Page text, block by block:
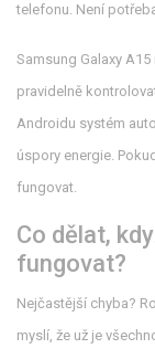
telefonu. Není
Samsung Galaxy
pravidelně
Androidu systém
úspory energie.
fungovat.
Co dělat,
fungovat?
Nejčastější chyba?
myslí, že už je